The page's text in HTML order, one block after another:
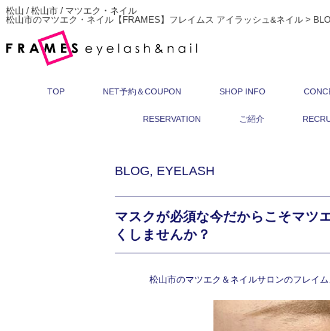
松山 / 松山市 / マツエク・ネイル
松山市のマツエク・ネイル【FRAMES】フレイムス アイラッシュ&ネイル >
TOP NET予約＆COUPON SHOP INFO
RESERVATION ご紹介
BLOG, EYELASH
マスクが必須な今だからこそマツ
くしませんか？
松山市のマツエク＆ネイルサロンのフレイ